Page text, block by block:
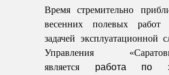
Время стремительно
весенних полевых
задачей
Управления
является работа по